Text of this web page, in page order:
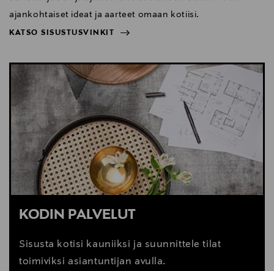
ajankohtaiset ideat ja aarteet omaan kotiisi.
KATSO SISUSTUSVINKIT
KATSO SISUSTUSVINKIT
KODIN PALVELUT
Sisusta kotisi kauniiksi ja suunnittele tilat
toimiviksi asiantuntijan avulla.